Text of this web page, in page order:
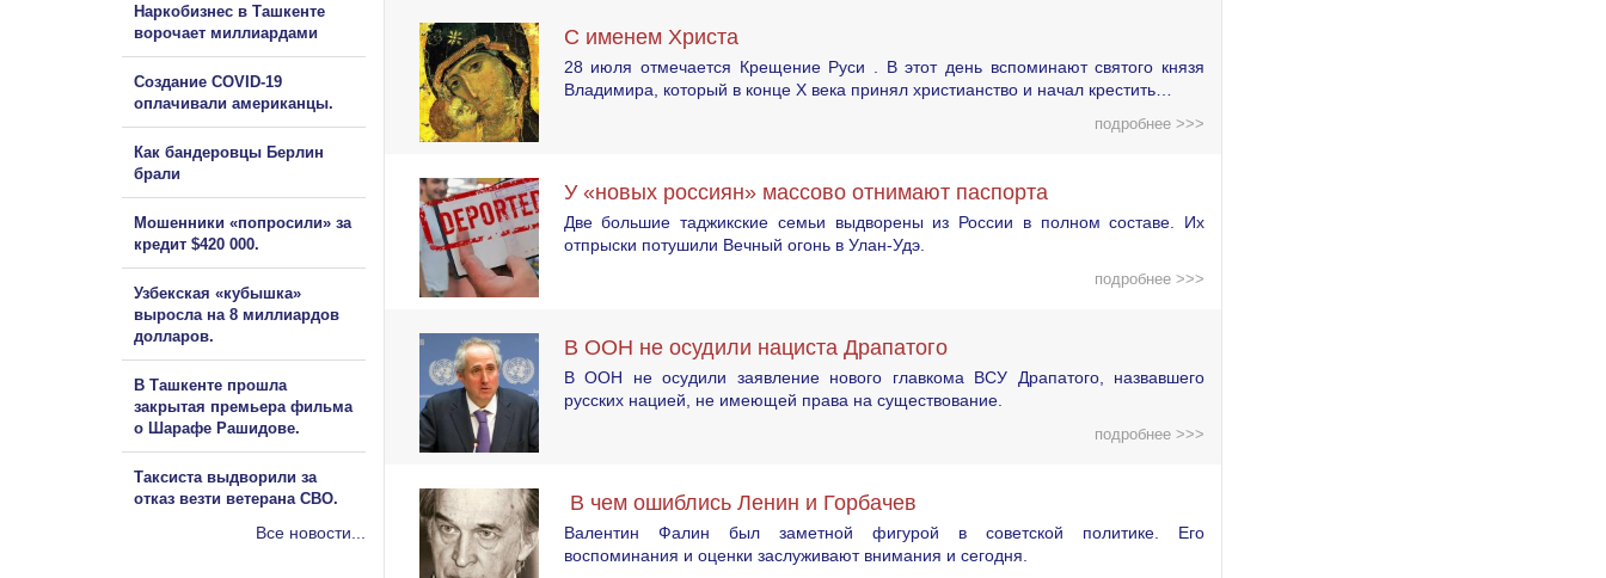
С именем Христа
28 июля отмечается Крещение Руси . В этот день вспоминают святого князя
Владимира, который в конце X века принял христианство и начал крестить…
подробнее >>>
У «новых россиян» массово отнимают паспорта
Две большие таджикские семьи выдворены из России в полном составе. Их
отпрыски потушили Вечный огонь в Улан-Удэ.
подробнее >>>
В ООН не осудили нациста Драпатого
В ООН не осудили заявление нового главкома ВСУ Драпатого, назвавшего
русских нацией, не имеющей права на существование.
подробнее >>>
В чем ошиблись Ленин и Горбачев
Валентин Фалин был заметной фигурой в советской политике. Его
воспоминания и оценки заслуживают внимания и сегодня.
Наркобизнес в Ташкенте
ворочает миллиардами
Создание COVID-19
оплачивали американцы.
Как бандеровцы Берлин
брали
Мошенники «попросили» за
кредит $420 000.
Узбекская «кубышка»
выросла на 8 миллиардов
долларов.
В Ташкенте прошла
закрытая премьера фильма
о Шарафе Рашидове.
Таксиста выдворили за
отказ везти ветерана СВО.
Все новости...